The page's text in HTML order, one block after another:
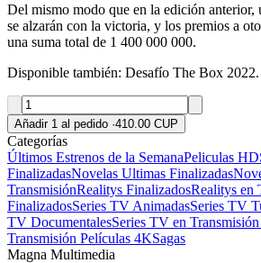
Del mismo modo que en la edición anterior,
se alzarán con la victoria, y los premios a
una suma total de 1 400 000 000.
Disponible también: Desafío The Box 2022.
Añadir 1 al pedido ·410.00 CUP
Categorías
Últimos Estrenos de la SemanaPeliculas HD
FinalizadasNovelas Ultimas Finalizadas
TransmisiónRealitys FinalizadosRealitys en
FinalizadosSeries TV AnimadasSeries TV
TV DocumentalesSeries TV en Transmisión
Transmisión Películas 4KSagas
Magna Multimedia